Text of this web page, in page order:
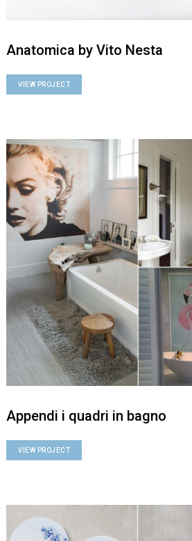
Anatomica by Vito Nesta
VIEW PROJECT
Appendi i quadri in bagno
VIEW PROJECT